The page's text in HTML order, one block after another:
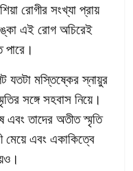
রোগীর সংখ্যা প্রায়
এই রোগ অচিরেই
পারে।
যতটা মস্তিষ্কের স্নায়ুর
সঙ্গে সহবাস নিয়ে।
এবং তাদের অতীত স্মৃতি
মেয়ে এবং একাকিত্বে